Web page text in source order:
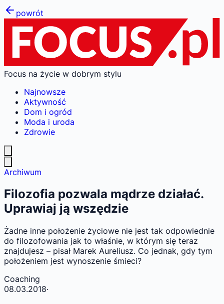
powrót
Focus na życie w dobrym stylu
Najnowsze
Aktywność
Dom i ogród
Moda i uroda
Zdrowie
Archiwum
Filozofia pozwala mądrze działać.
Uprawiaj ją wszędzie
Żadne inne położenie życiowe nie jest tak odpowiednie
do filozofowania jak to właśnie, w którym się teraz
znajdujesz – pisał Marek Aureliusz. Co jednak, gdy tym
położeniem jest wynoszenie śmieci?
Coaching
08.03.2018·